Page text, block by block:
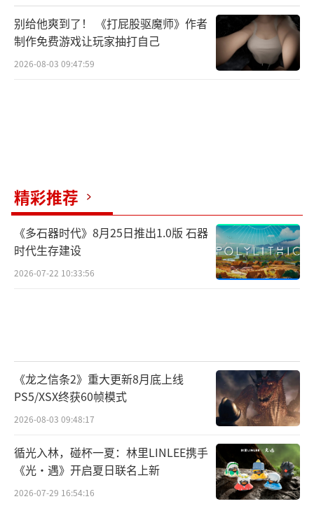
别给他爽到了！ 《打屁股驱魔师》作者
制作免费游戏让玩家抽打自己
2026-08-03 09:47:59
精彩推荐
《多石器时代》8月25日推出1.0版 石器
时代生存建设
2026-07-22 10:33:56
《龙之信条2》重大更新8月底上线
PS5/XSX终获60帧模式
2026-08-03 09:48:17
循光入林，碰杯一夏：林里LINLEE携手
《光·遇》开启夏日联名上新
2026-07-29 16:54:16